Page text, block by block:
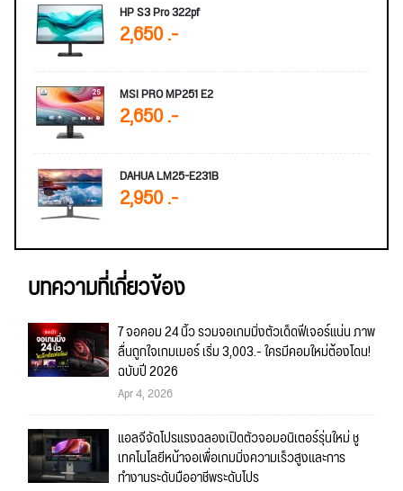
HP S3 Pro 322pf
2,650 .-
MSI PRO MP251 E2
2,650 .-
DAHUA LM25-E231B
2,950 .-
บทความที่เกี่ยวข้อง
7 จอคอม 24 นิ้ว รวมจอเกมมิ่งตัวเด็ดฟีเจอร์แน่น ภาพ
ลื่นถูกใจเกมเมอร์ เริ่ม 3,003.- ใครมีคอมใหม่ต้องโดน!
ฉบับปี 2026
Apr 4, 2026
แอลจีจัดโปรแรงฉลองเปิดตัวจอมอนิเตอร์รุ่นใหม่ ชู
เทคโนโลยีหน้าจอเพื่อเกมมิ่งความเร็วสูงและการ
ทำงานระดับมืออาชีพระดับโปร